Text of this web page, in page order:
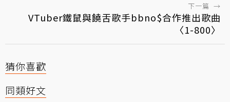
下一篇 →
VTuber鐵鼠與饒舌歌手bbno$合作推出歌曲
〈1-800〉
猜你喜歡
同類好文